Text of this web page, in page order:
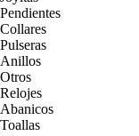
Pendientes
Collares
Pulseras
Anillos
Otros
Relojes
Abanicos
Toallas